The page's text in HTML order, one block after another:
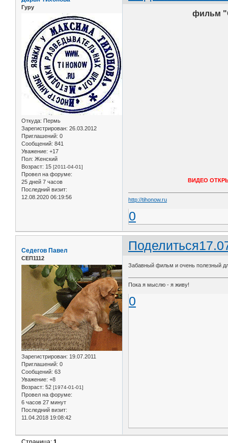
Гуру
Откуда: Пермь
Зарегистрирован: 26.03.2012
Приглашений: 0
Сообщений: 841
Уважение: +17
Пол: Женский
Возраст: 15 [2011-04-01]
Провел на форуме:
25 дней 7 часов
Последний визит:
12.08.2020 06:19:56
фильм
ВИДЕО
http://tihonow.ru
0
Поделиться
Седегов Павел
СЕП1112
Зарегистрирован: 19.07.2011
Приглашений: 0
Сообщений: 63
Уважение: +8
Возраст: 52 [1974-01-01]
Провел на форуме:
6 часов 27 минут
Последний визит:
11.04.2018 19:08:42
Забавный фильм и очень полезный
Пока я мыслю - я живу!
0